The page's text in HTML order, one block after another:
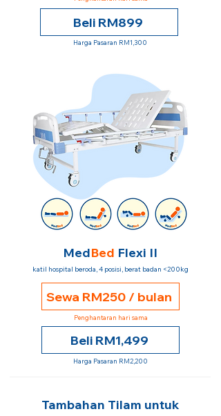
Beli RM899
Harga Pasaran RM1,300
MedBed Flexi II
katil hospital beroda, 4 posisi, berat badan <200kg
Sewa RM250 / bulan
Penghantaran hari sama
Beli RM1,499
Harga Pasaran RM2,200
Tambahan Tilam untuk